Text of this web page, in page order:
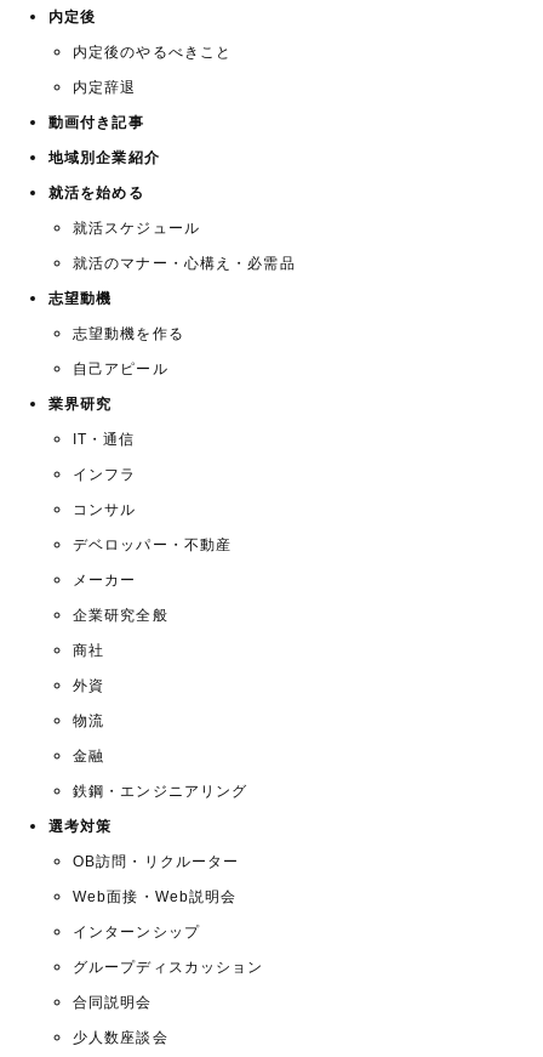
内定後
内定後のやるべきこと
内定辞退
動画付き記事
地域別企業紹介
就活を始める
就活スケジュール
就活のマナー・心構え・必需品
志望動機
志望動機を作る
自己アピール
業界研究
IT・通信
インフラ
コンサル
デベロッパー・不動産
メーカー
企業研究全般
商社
外資
物流
金融
鉄鋼・エンジニアリング
選考対策
OB訪問・リクルーター
Web面接・Web説明会
インターンシップ
グループディスカッション
合同説明会
少人数座談会